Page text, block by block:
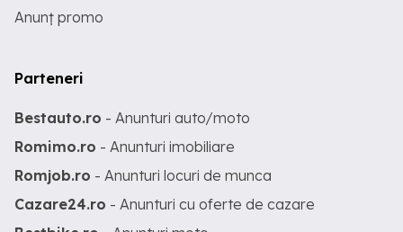
Anunț promo
Parteneri
Bestauto.ro - Anunturi auto/moto
Romimo.ro - Anunturi imobiliare
Romjob.ro - Anunturi locuri de munca
Cazare24.ro - Anunturi cu oferte de cazare